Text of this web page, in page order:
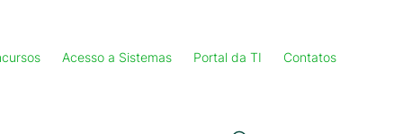
Acesso a Sistemas Portal da TI Contatos